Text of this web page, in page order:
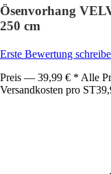
Ösenvorhang
250 cm
Erste Bewertung
Preis — 39,99 € * Alle
Versandkosten pro ST